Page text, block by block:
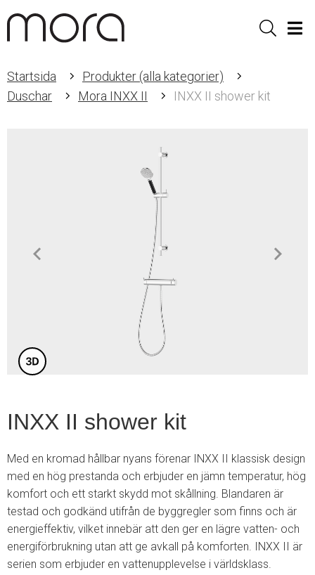
Sök
Startsida
Produkter (alla kategorier)
Duschar
Mora INXX II INXX II shower kit
INXX II shower kit
Med en kromad hållbar nyans förenar INXX II klassisk design
med en hög prestanda och erbjuder en jämn temperatur, hög
komfort och ett starkt skydd mot skållning. Blandaren är
testad och godkänd utifrån de byggregler som finns och är
energieffektiv, vilket innebär att den ger en lägre vatten- och
energiförbrukning utan att ge avkall på komforten. INXX II är
serien som erbjuder en vattenupplevelse i världsklass.